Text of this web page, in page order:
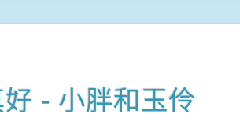
- 小胖和玉伶